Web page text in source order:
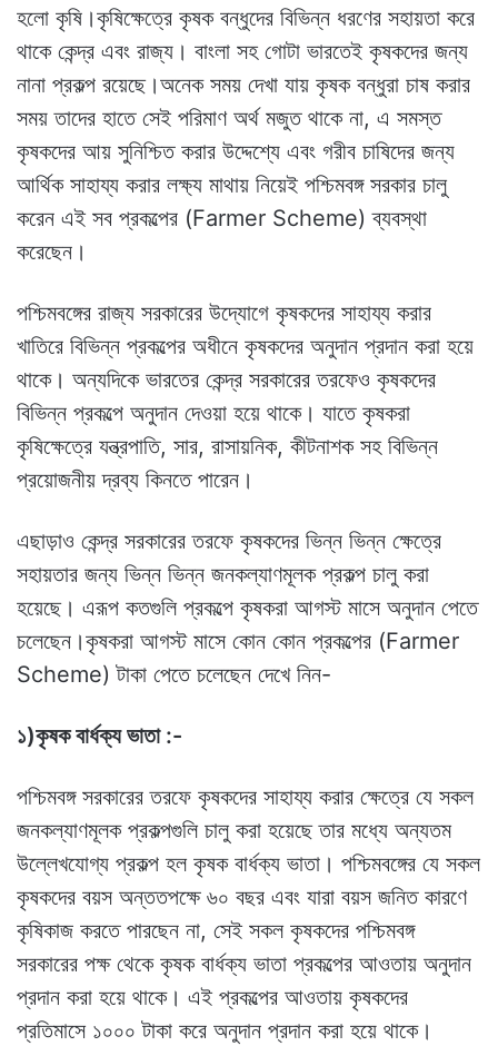
হলো কৃষি।কৃষিক্ষেত্রে কৃষক বন্ধুদের বিভিন্ন ধরণের সহায়তা করে
থাকে কেন্দ্র এবং রাজ্য। বাংলা সহ গোটা ভারতেই কৃষকদের জন্য
নানা প্রকল্প রয়েছে।অনেক সময় দেখা যায় কৃষক বন্ধুরা চাষ করার
সময় তাদের হাতে সেই পরিমাণ অর্থ মজুত থাকে না, এ সমস্ত
কৃষকদের আয় সুনিশ্চিত করার উদ্দেশ্যে এবং গরীব চাষিদের জন্য
আর্থিক সাহায্য করার লক্ষ্য মাথায় নিয়েই পশ্চিমবঙ্গ সরকার চালু
করেন এই সব প্রকল্পের (Farmer Scheme) ব্যবস্থা
করেছেন।
পশ্চিমবঙ্গের রাজ্য সরকারের উদ্যোগে কৃষকদের সাহায্য করার
খাতিরে বিভিন্ন প্রকল্পের অধীনে কৃষকদের অনুদান প্রদান করা হয়ে
থাকে। অন্যদিকে ভারতের কেন্দ্র সরকারের তরফেও কৃষকদের
বিভিন্ন প্রকল্পে অনুদান দেওয়া হয়ে থাকে। যাতে কৃষকরা
কৃষিক্ষেত্রে যন্ত্রপাতি, সার, রাসায়নিক, কীটনাশক সহ বিভিন্ন
প্রয়োজনীয় দ্রব্য কিনতে পারেন।
এছাড়াও কেন্দ্র সরকারের তরফে কৃষকদের ভিন্ন ভিন্ন ক্ষেত্রে
সহায়তার জন্য ভিন্ন ভিন্ন জনকল্যাণমূলক প্রকল্প চালু করা
হয়েছে। এরূপ কতগুলি প্রকল্পে কৃষকরা আগস্ট মাসে অনুদান পেতে
চলেছেন।কৃষকরা আগস্ট মাসে কোন কোন প্রকল্পের (Farmer
Scheme) টাকা পেতে চলেছেন দেখে নিন-
১)কৃষক বার্ধক্য ভাতা :-
পশ্চিমবঙ্গ সরকারের তরফে কৃষকদের সাহায্য করার ক্ষেত্রে যে সকল
জনকল্যাণমূলক প্রকল্পগুলি চালু করা হয়েছে তার মধ্যে অন্যতম
উল্লেখযোগ্য প্রকল্প হল কৃষক বার্ধক্য ভাতা। পশ্চিমবঙ্গের যে সকল
কৃষকদের বয়স অন্ততপক্ষে ৬০ বছর এবং যারা বয়স জনিত কারণে
কৃষিকাজ করতে পারছেন না, সেই সকল কৃষকদের পশ্চিমবঙ্গ
সরকারের পক্ষ থেকে কৃষক বার্ধক্য ভাতা প্রকল্পের আওতায় অনুদান
প্রদান করা হয়ে থাকে। এই প্রকল্পের আওতায় কৃষকদের
প্রতিমাসে ১০০০ টাকা করে অনুদান প্রদান করা হয়ে থাকে।